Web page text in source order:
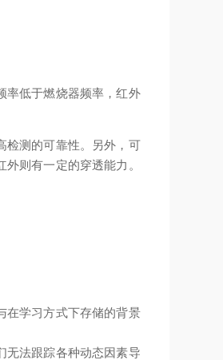
率低于燃烧器频率，红外
检测的可靠性。另外，可
则有一定的穿透能力。
在学习方式下存储的背景
无法跟踪各种动态因素导